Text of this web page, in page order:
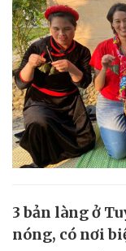
3 bản làng ở
nóng, có nơi